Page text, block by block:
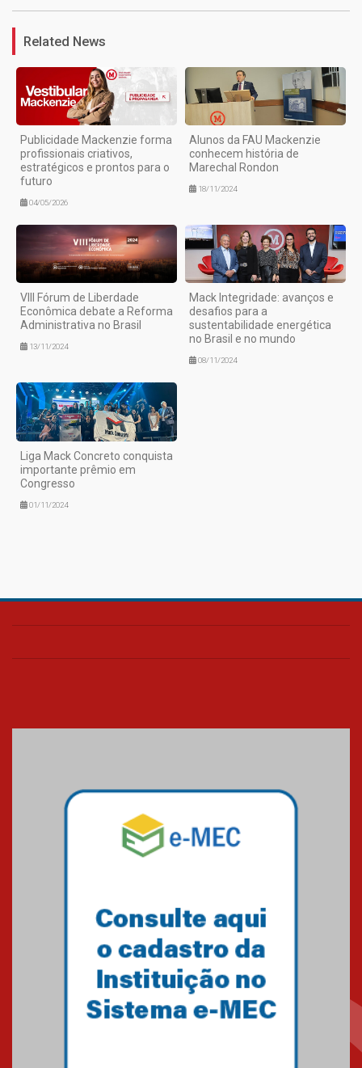
Related News
Publicidade Mackenzie forma
profissionais criativos,
estratégicos e prontos para o
futuro
04/05/2026
Alunos da FAU Mackenzie
conhecem história de
Marechal Rondon
18/11/2024
VIII Fórum de Liberdade
Econômica debate a Reforma
Administrativa no Brasil
13/11/2024
Mack Integridade: avanços e
desafios para a
sustentabilidade energética
no Brasil e no mundo
08/11/2024
Liga Mack Concreto conquista
importante prêmio em
Congresso
01/11/2024